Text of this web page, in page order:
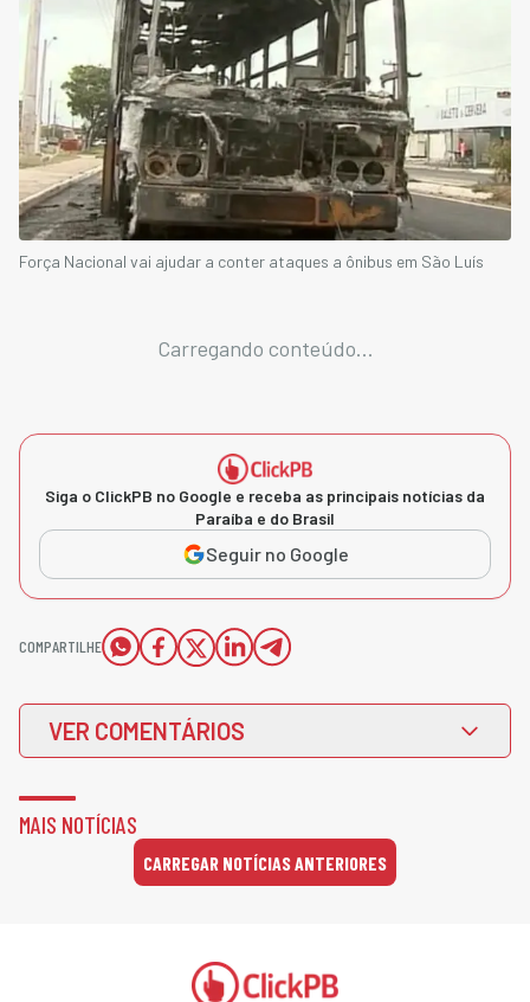
Força Nacional vai ajudar a conter ataques a ônibus em São Luís
Carregando conteúdo...
Siga o ClickPB no Google e receba as principais notícias da
Paraíba e do Brasil
Seguir no Google
COMPARTILHE
VER COMENTÁRIOS
MAIS NOTÍCIAS
CARREGAR NOTÍCIAS ANTERIORES